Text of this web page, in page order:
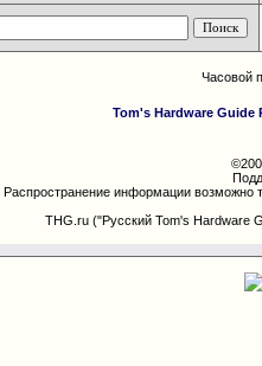
Часовой
Tom's Hardware Guide
Распространение информации возможно
THG.ru ("Русский Tom's Hardware